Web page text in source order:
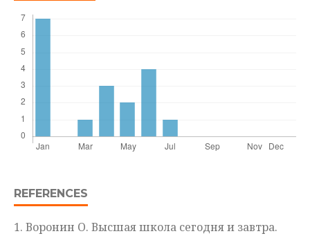
REFERENCES
1. Воронин О. Высшая школа сегодня и завтра.